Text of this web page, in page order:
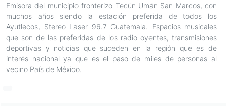
Emisora del municipio fronterizo Tecún Umán San Marcos, con
muchos años siendo la estación preferida de todos los
Ayutlecos, Stereo Laser 96.7 Guatemala. Espacios musicales
que son de las preferidas de los radio oyentes, transmisiones
deportivas y noticias que suceden en la región que es de
interés nacional ya que es el paso de miles de personas al
vecino País de México.